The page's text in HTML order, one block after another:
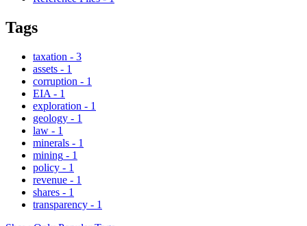
Tags
taxation - 3
assets - 1
corruption - 1
EIA - 1
exploration - 1
geology - 1
law - 1
minerals - 1
mining - 1
policy - 1
revenue - 1
shares - 1
transparency - 1